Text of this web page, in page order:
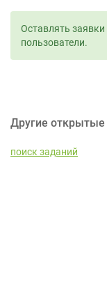
Оставлять
пользователи.
Другие открытые
поиск заданий